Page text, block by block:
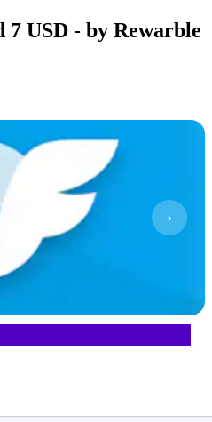
USD - by Rewarble